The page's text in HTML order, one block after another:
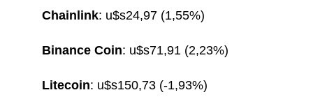
Chainlink: u$s24,97 (1,55%)
Binance Coin: u$s71,91 (2,23%)
Litecoin: u$s150,73 (-1,93%)